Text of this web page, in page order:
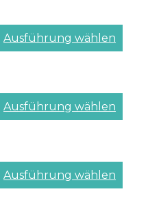
Ausführung wählen
Ausführung wählen
Ausführung wählen